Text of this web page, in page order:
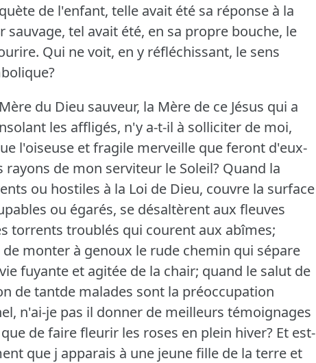
de l'enfant, telle avait été sa réponse à la
tel avait été, en sa propre bouche, le
Qui ne voit, en y réfléchissant, le sens
du Dieu sauveur, la Mère de ce Jésus qui a
les affligés, n'y a-t-il à solliciter de moi,
l'oiseuse et fragile merveille que feront d'eux-
de mon serviteur le Soleil? Quand la
ou hostiles à la Loi de Dieu, couvre la surface
ou égarés, se désaltèrent aux fleuves
torrents troublés qui courent aux abîmes;
monter à genoux le rude chemin qui sépare
fuyante et agitée de la chair; quand le salut de
de tantde malades sont la préoccupation
n'ai-je pas il donner de meilleurs témoignages
de faire fleurir les roses en plein hiver? Et est-
que j apparais à une jeune fille de la terre et